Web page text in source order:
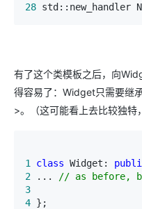
28 std::new_handler
有了这个类模板之后，向
得容易了：Widget只需要继
>。（这可能看上去比较独特
1 class Widget:
2 ... // as before,
3
4